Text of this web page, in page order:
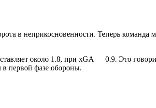
в неприкосновенности. Теперь
около 1.8, при xGA — 0.9. Это
первой фазе обороны.